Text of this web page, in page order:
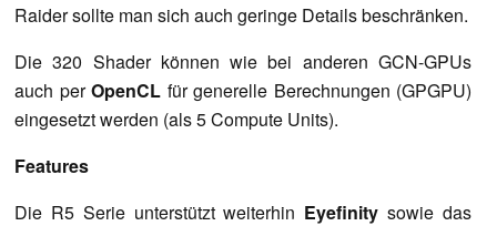
Raider sollte man sich auch geringe Details beschränken.
Die 320 Shader können wie bei anderen GCN-GPUs
auch perOpenCL für generelle Berechnungen (GPGPU)
eingesetzt werden (als 5 Compute Units).
Features
Die R5 Serie unterstützt weiterhin Eyefinitysowie das